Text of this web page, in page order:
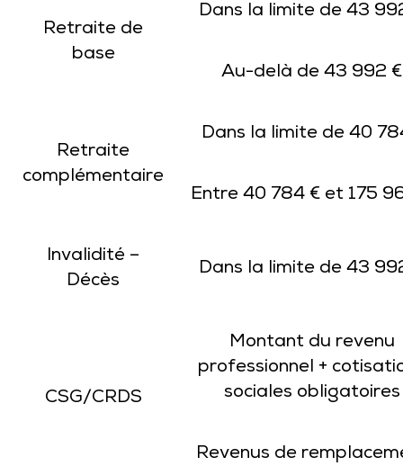
Retraite de
base
Dans la limite de 43
Au-delà de 43 992 €
Retraite
complémentaire
Dans la limite de 40
Entre 40 784 € et 175
Invalidité –
Décès
Dans la limite de 43
CSG/CRDS
Montant du revenu
professionnel +
sociales obligatoires
Revenus de